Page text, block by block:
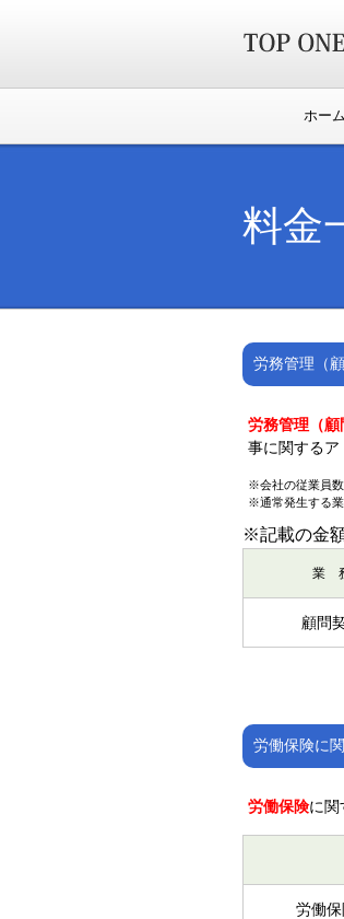
ホーム
料金
労務管理（顧
労務管理（顧
事に関するア
※会社の従業員数
※通常発生する業
※記載の金
業
顧問
労働保険に
労働保険に関
労働